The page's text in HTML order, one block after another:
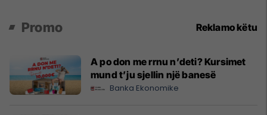
Promo Reklamo këtu
A po don me rrnu n’deti? Kursimet
mund t’ju sjellin një banesë
Banka Ekonomike